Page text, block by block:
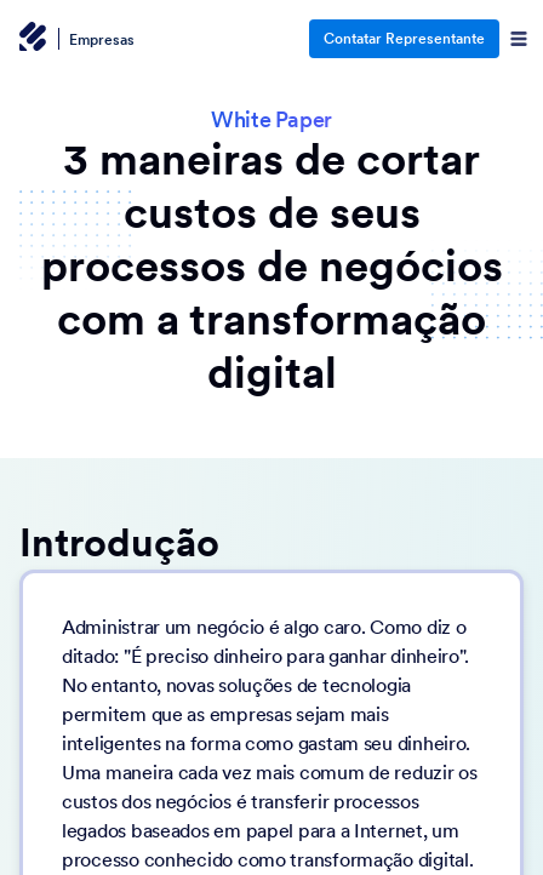
Empresas Contatar Representante
White Paper
3 maneiras de cortar
custos de seus
processos de negócios
com a transformação
digital
Introdução
Administrar um negócio é algo caro. Como diz o
ditado: "É preciso dinheiro para ganhar dinheiro".
No entanto, novas soluções de tecnologia
permitem que as empresas sejam mais
inteligentes na forma como gastam seu dinheiro.
Uma maneira cada vez mais comum de reduzir os
custos dos negócios é transferir processos
legados baseados em papel para a Internet, um
processo conhecido como transformação digital.